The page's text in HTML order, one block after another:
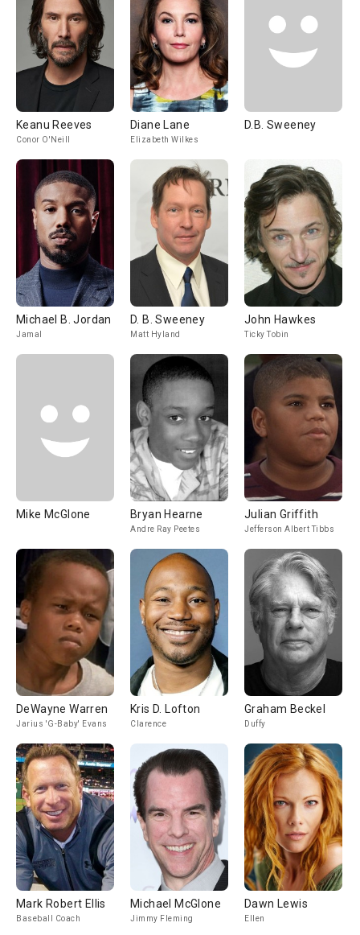
Keanu Reeves
Conor O'Neill
Diane Lane
Elizabeth Wilkes
D.B. Sweeney
Michael B. Jordan
Jamal
D. B. Sweeney
Matt Hyland
John Hawkes
Ticky Tobin
Mike McGlone Bryan Hearne
Andre Ray Peetes
Julian Griffith
Jefferson Albert Tibbs
DeWayne Warren
Jarius 'G-Baby' Evans
Kris D. Lofton
Clarence
Graham Beckel
Duffy
Mark Robert Ellis
Baseball Coach
Michael McGlone
Jimmy Fleming
Dawn Lewis
Ellen